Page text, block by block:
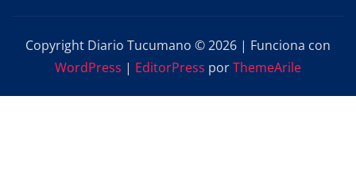
Copyright Diario Tucumano © 2026 | Funciona con
WordPress | EditorPress porThemeArile